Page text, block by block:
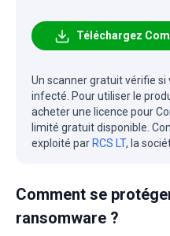
Téléchargez
Un scanner gratuit vérifie
infecté. Pour utiliser le
acheter une licence pour
limité gratuit disponible.
exploité par RCS LT, la
Comment se
ransomware ?